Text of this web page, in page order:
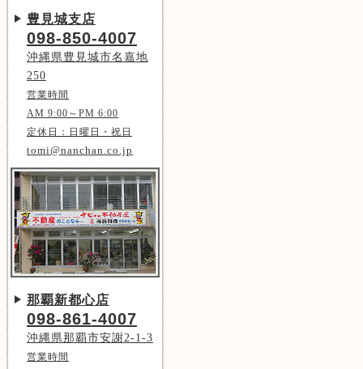
豊見城支店
098-850-4007
沖縄県豊見城市名嘉地
250
営業時間
AM 9:00～PM 6:00
定休日：日曜日・祝日
tomi@nanchan.co.jp
那覇新都心店
098-861-4007
沖縄県那覇市安謝2-1-3
営業時間